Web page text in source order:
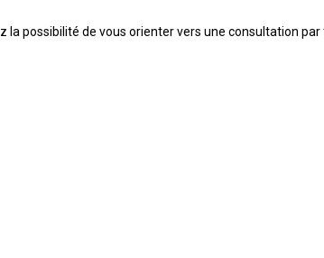
possibilité de vous orienter vers une consultation